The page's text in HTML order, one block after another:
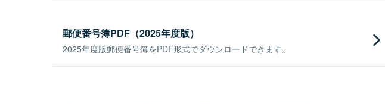
郵便番号簿PDF（2025年度版）
2025年度版郵便番号簿をPDF形式でダウンロードできます。